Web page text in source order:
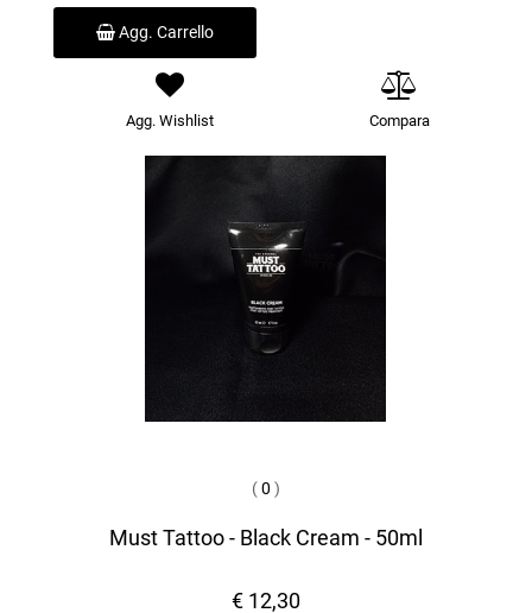
Agg. Carrello
Agg. Wishlist Compara
(0 )
Must Tattoo - Black Cream - 50ml
€ 12,30